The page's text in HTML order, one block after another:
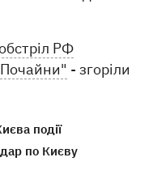
РФ
- згоріли
події
по Києву